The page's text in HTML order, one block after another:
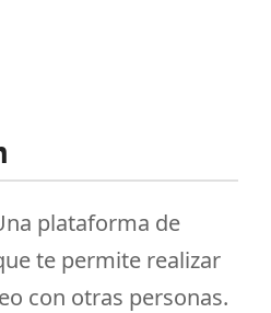
plataforma de
te permite realizar
con otras personas.